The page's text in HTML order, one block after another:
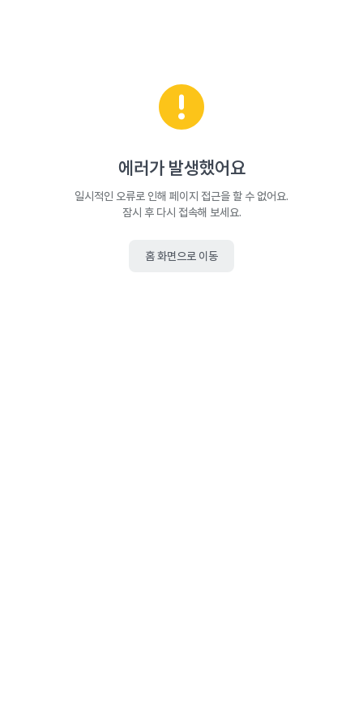
에러가 발생했어요
일시적인 오류로 인해 페이지 접근을 할 수 없어요.
잠시 후 다시 접속해 보세요.
홈 화면으로 이동